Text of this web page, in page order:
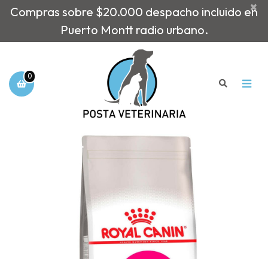
Compras sobre $20.000 despacho incluido en
Puerto Montt radio urbano.
×
0